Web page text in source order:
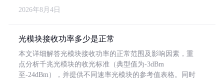
2026年8月4日
光模块接收功率多少是正常
本文详细解答光模块接收功率的正常范围及影响因素，重
点分析千兆光模块的收光标准（典型值为-3dBm
至-24dBm），并提供不同速率光模块的参考值表格。同时